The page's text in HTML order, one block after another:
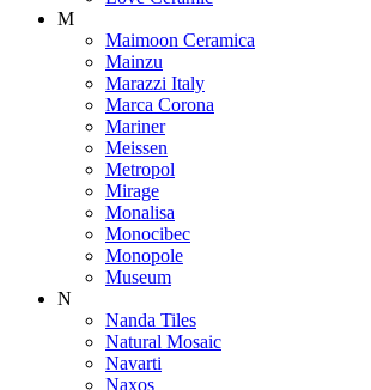
M
Maimoon Ceramica
Mainzu
Marazzi Italy
Marca Corona
Mariner
Meissen
Metropol
Mirage
Monalisa
Monocibec
Monopole
Museum
N
Nanda Tiles
Natural Mosaic
Navarti
Naxos